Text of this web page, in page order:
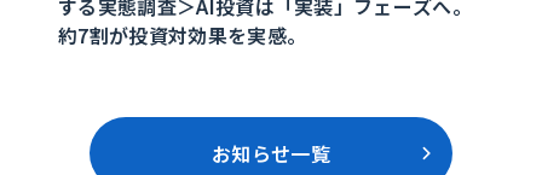
する実態調査＞AI投資は「実装」フェーズへ。
約7割が投資対効果を実感。
お知らせ一覧